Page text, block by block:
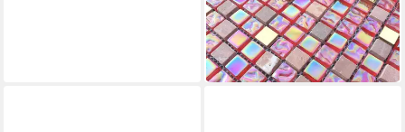
Mosaikfliesen Mosaik Fliese
Transluzent rot rosa gold
15,00 €
in 5-6 Werktagen bei dir